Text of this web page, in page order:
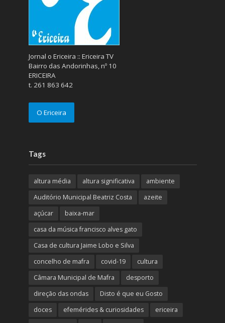
Jornal o Ericeira :: Ericeira TV
Bairro das Andorinhas, nº 10
ERICEIRA
t. 261 863 642
O Ericeira
Tags
altura média altura significativa
ambiente
Auditório Municipal Beatriz Costa
azeite
açúcar
baixa-mar
casa da música francisco alves gato
Casa de cultura Jaime Lobo e Silva
concelho de mafra
covid-19
cultura
Câmara Municipal de Mafra
desporto
direção das ondas
Disto é que eu Gosto
doces
efemérides & curiosidades
ericeira